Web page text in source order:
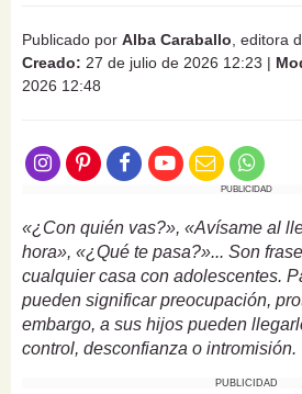
Publicado por Alba Caraballo, editora
Creado: 27 de julio de 2026 12:23 |
2026 12:48
PUBLICIDAD
«¿Con quién vas?», «Avísame al
hora», «¿Qué te pasa?»... Son
cualquier casa con adolescentes.
pueden significar preocupación,
embargo, a sus hijos pueden
control, desconfianza o intromisión.
PUBLICIDAD